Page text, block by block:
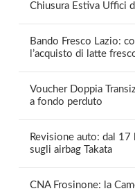
Chiusura Estiva Uffici
Bando Fresco Lazio:
l’acquisto di latte
Voucher Doppia
a fondo perduto
Revisione auto: dal
sugli airbag Takata
CNA Frosinone: la